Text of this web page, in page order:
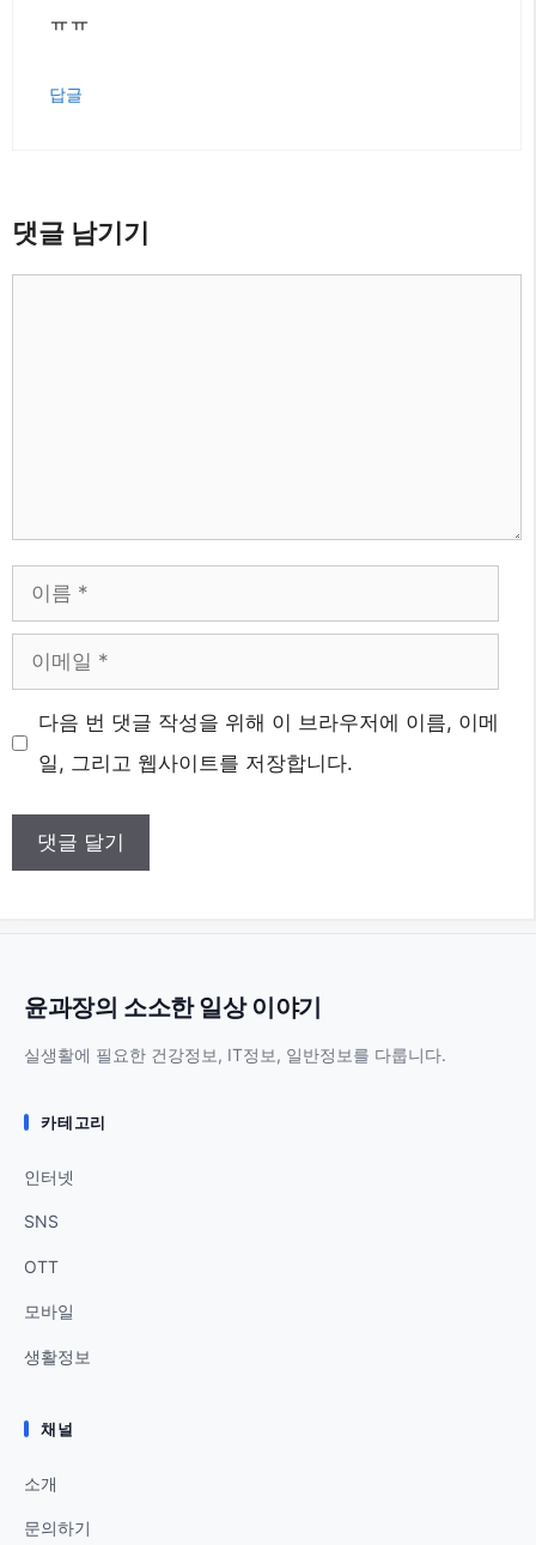
ㅠㅠ
답글
댓글 남기기
름
메
일 다음 번 댓글 작성을 위해 이 브라우저에 이름, 이메
일, 그리고 웹사이트를 저장합니다.
윤과장의 소소한 일상 이야기
실생활에 필요한 건강정보, IT정보, 일반정보를 다룹니다.
카테고리
인터넷
SNS
OTT
모바일
생활정보
채널
소개
문의하기